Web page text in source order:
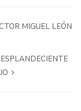
MIGUEL LEÓN